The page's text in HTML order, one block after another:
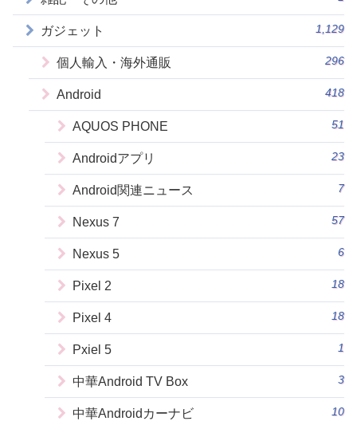
ガジェット 1,129
個人輸入・海外通販 296
Android 418
AQUOS PHONE 51
Androidアプリ 23
Android関連ニュース 7
Nexus 7 57
Nexus 5 6
Pixel 2 18
Pixel 4 18
Pxiel 5 1
中華Android TV Box 3
中華Androidカーナビ 10